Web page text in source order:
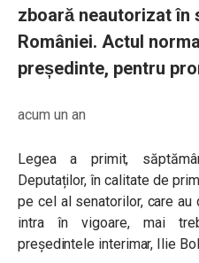
zboară neautorizat în
României. Actul
președinte, pentru
acum un an
Legea a primit,
Deputaților, în calitate de
pe cel al senatorilor, care au
intra în vigoare, mai
președintele interimar, Ilie